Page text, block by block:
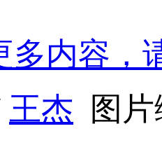
多内容，
王杰 图